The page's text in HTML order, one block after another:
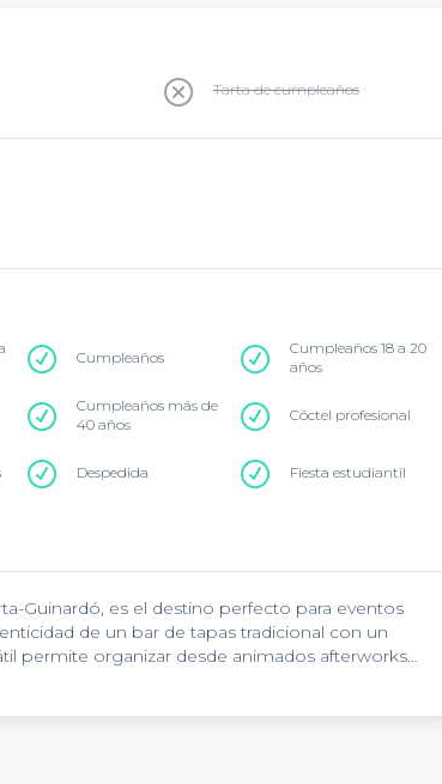
Tarta de cumpleaños
Cumpleaños
Cumpleaños 18 a 20
años
Cumpleaños más de
40 años
Cóctel profesional
Despedida Fiesta estudiantil
Guinardó, es el destino perfecto para eventos
de un bar de tapas tradicional con un
permite organizar desde animados afterworks